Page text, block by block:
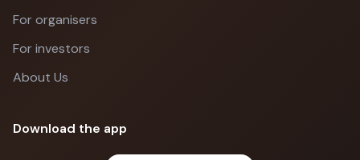
For organisers
For investors
About Us
Download the app